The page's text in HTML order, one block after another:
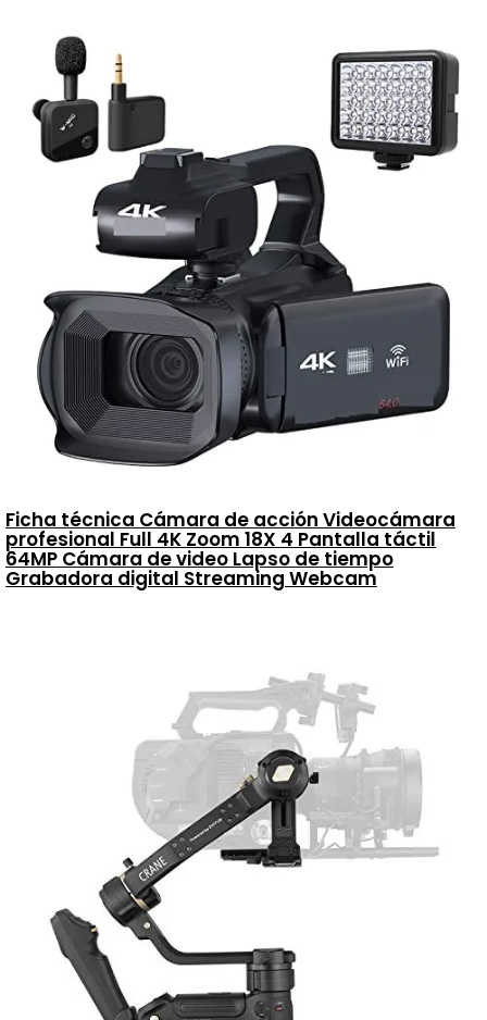
Ficha técnica Cámara de acción Videocámara
profesional Full 4K Zoom 18X 4 Pantalla táctil
64MP Cámara de video Lapso de tiempo
Grabadora digital Streaming Webcam